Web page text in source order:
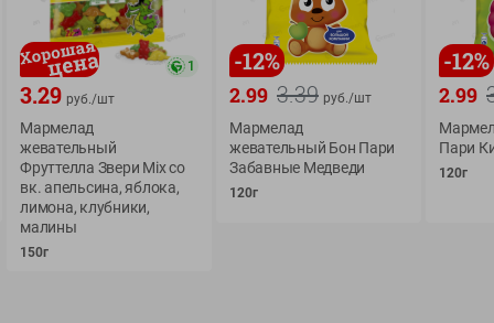
О сервисе
Оплата
Условия доставки
Возврат товара
Оформление заказа
Приемка товара
Мой Green
История покупок
Обратная связь
1
3.29 руб./шт
Мармелад
жевательный
Фруттелла Звери Mix со
вк. апельсина, яблока,
лимона, клубники,
малины
150г
-12%
3.39
2.99 руб./шт
Мармелад
жевательный Бон Пари
Забавные Медведи
120г
-12%
2.99
Пари
120г